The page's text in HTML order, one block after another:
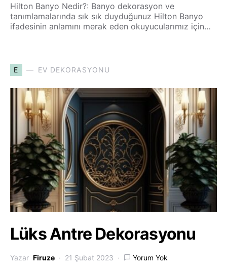
Hilton Banyo Nedir?: Banyo dekorasyon ve
tanımlamalarında sık sık duyduğunuz Hilton Banyo
ifadesinin anlamını merak eden okuyucularımız için…
E EV DEKORASYONU
Lüks Antre Dekorasyonu
Yazar Firuze 21 Şubat 2023 Yorum Yok